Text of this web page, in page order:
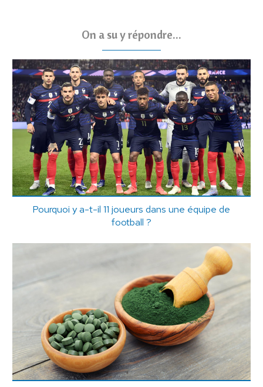
On a su y répondre...
Pourquoi y a-t-il 11 joueurs dans une équipe de
football ?